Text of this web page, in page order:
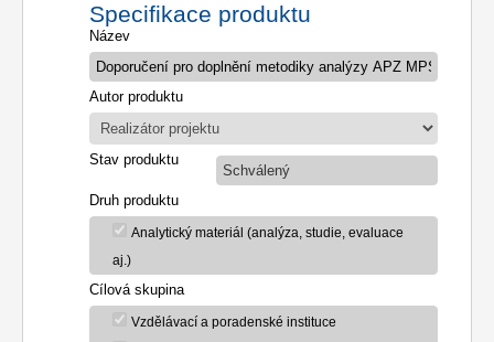
Specifikace produktu
Název
Autor produktu
Stav produktu
Schválený
Druh produktu
Analytický materiál (analýza, studie, evaluace
aj.)
Cílová skupina
Vzdělávací a poradenské instituce